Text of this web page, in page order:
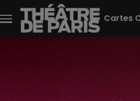
Aller au contenu principal
Menu
principal
Cartes